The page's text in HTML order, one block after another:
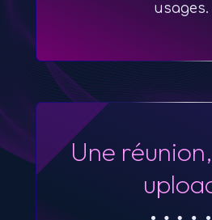
usages.
Une